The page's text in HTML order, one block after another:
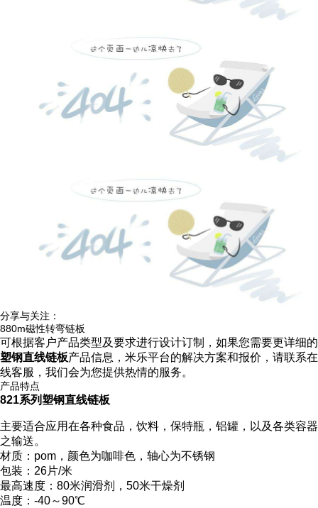
分享与关注：
880m磁性转弯链板
可根据客户产品类型及要求进行设计订制，如果您需要更详细的
塑钢直线链板产品信息，米乐平台的解决方案和报价，请联系在
线客服，我们会为您提供热情的服务。
产品特点
821系列塑钢直线链板
主要适合应用在各种食品，饮料，保特瓶，铝罐，以及各类容器
之输送。
材质：pom，颜色为咖啡色，轴心为不锈钢
包装：26片/米
最高速度：80米润滑剂，50米干燥剂
温度：-40～90℃